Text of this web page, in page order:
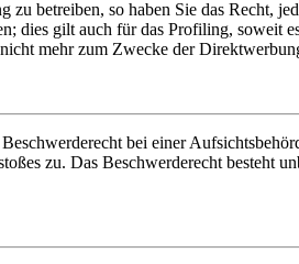
betreiben, so haben Sie das Recht,
dies gilt auch für das Profiling, soweit
mehr zum Zwecke der
bei einer
zu. Das Beschwerderecht besteht